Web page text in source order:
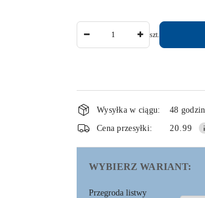
szt.
Dostępność
i
dostawa
Wysyłka w ciągu:
48 godzin
Cena przesyłki:
20.99
WYBIERZ WARIANT:
Przegroda listwy